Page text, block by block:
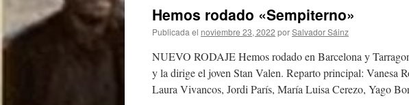
Hemos rodado «Sempiterno»
Publicada el noviembre 23, 2022 porSalvador Sáinz
NUEVO RODAJE Hemos rodado en Barcelona y
y la dirige el joven Stan Valen. Reparto principal: Vanesa
Laura Vivancos, Jordi París, María Luisa Cerezo, Yago